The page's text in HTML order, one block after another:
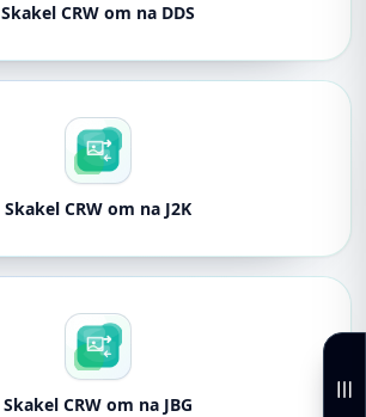
Skakel CRW om na DDS
Skakel CRW om na J2K
Skakel CRW om na JBG